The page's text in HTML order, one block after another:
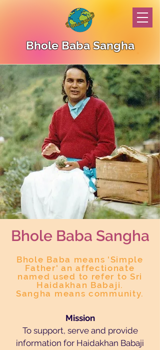
Bhole Baba Sangha
Bhole Baba Sangha
Bhole Baba means 'Simple
Father' an affectionate
named used to refer to Sri
Haidakhan Babaji.
Sangha means community.
Mission
To support, serve and provide
information for Haidakhan Babaji